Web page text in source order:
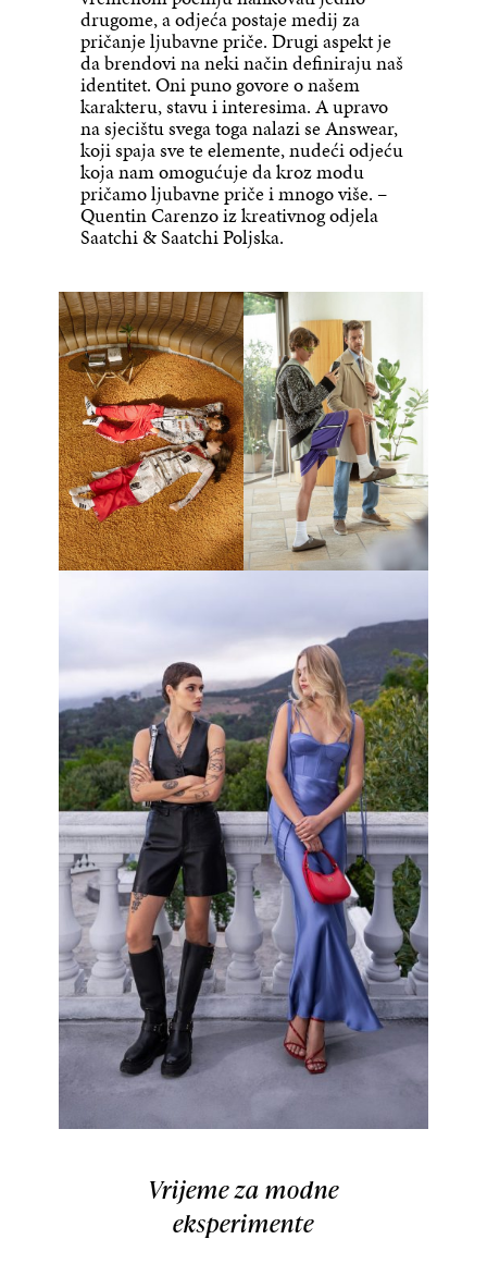
drugome, a odjeća postaje medij za
pričanje ljubavne priče. Drugi aspekt je
da brendovi na neki način definiraju naš
identitet. Oni puno govore o našem
karakteru, stavu i interesima. A upravo
na sjecištu svega toga nalazi se Answear,
koji spaja sve te elemente, nudeći odjeću
koja nam omogućuje da kroz modu
pričamo ljubavne priče i mnogo više. –
Quentin Carenzo iz kreativnog odjela
Saatchi & Saatchi Poljska.
Vrijeme za modne
eksperimente